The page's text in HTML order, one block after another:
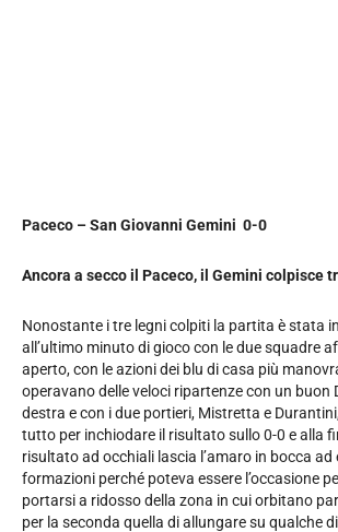
Paceco – San Giovanni Gemini 0-0
Ancora a secco il Paceco, il Gemini colpisce
Nonostante i tre legni colpiti la partita è stata
all’ultimo minuto di gioco con le due squadre
aperto, con le azioni dei blu di casa più
operavano delle veloci ripartenze con un buon
destra e con i due portieri, Mistretta e
tutto per inchiodare il risultato sullo 0-0 e alla
risultato ad occhiali lascia l’amaro in bocca ad
formazioni perché poteva essere l’occasione
portarsi a ridosso della zona in cui orbitano
per la seconda quella di allungare su qualche